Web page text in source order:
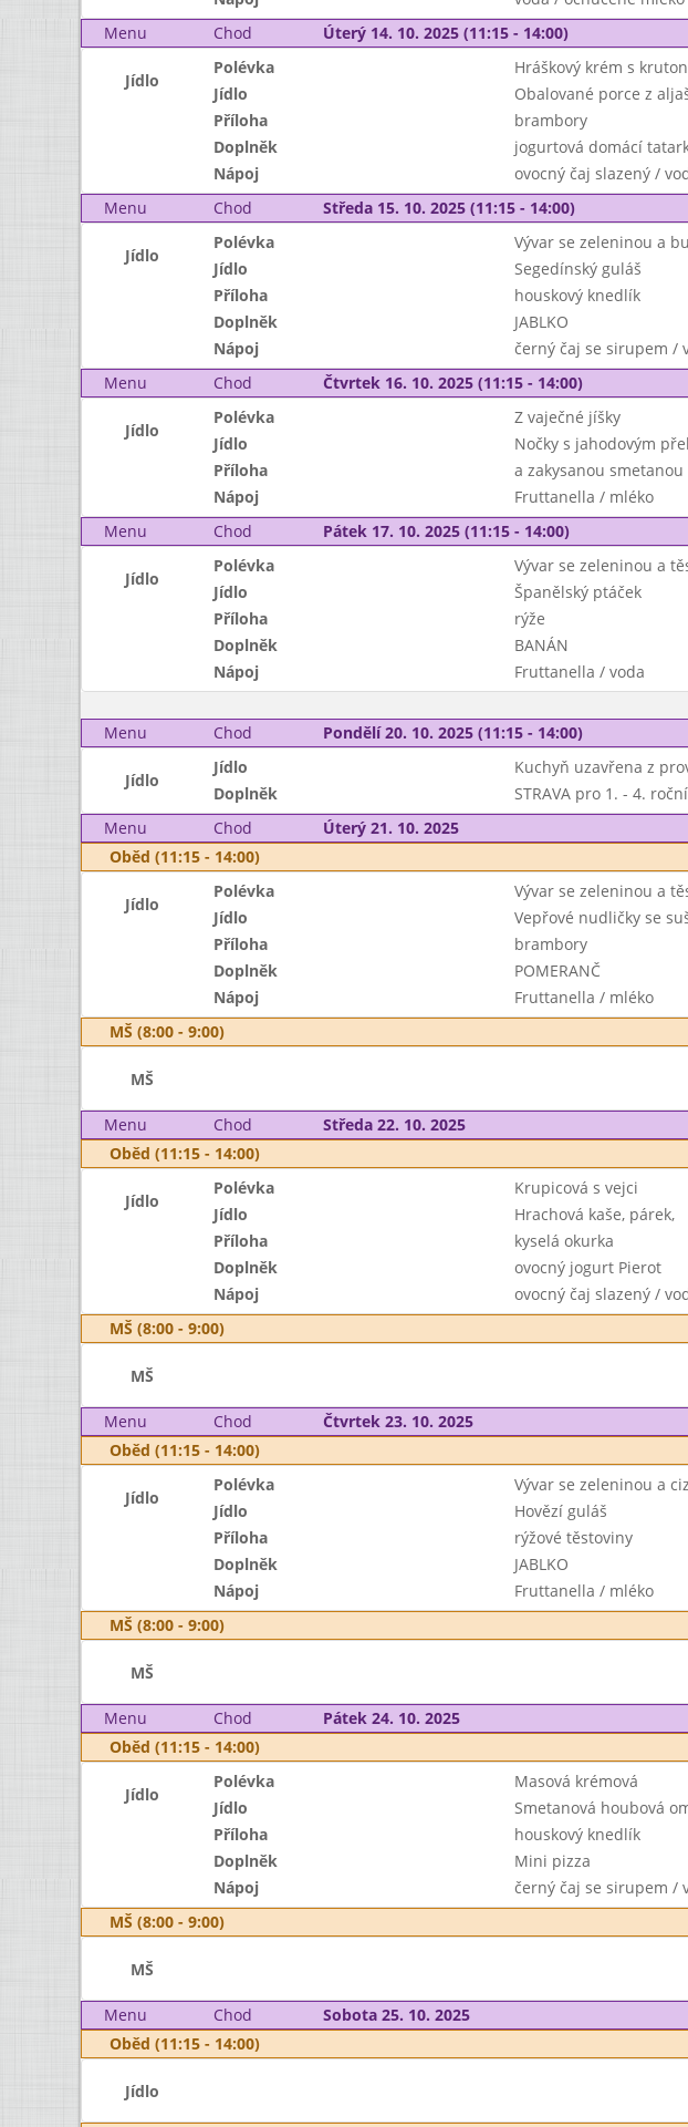
Menu
Chod Úterý 14. 10. 2025 (11:15 - 14:00)
Jídlo
Polévka Hráškový krém s
Jídlo
Obalované porce z
Příloha
brambory
Doplněk
jogurtová domácí
Nápoj
ovocný čaj slazený /
Menu
Chod Středa 15. 10. 2025 (11:15 - 14:00)
Jídlo
Polévka Vývar se zeleninou a
Jídlo
Segedínský guláš
Příloha
houskový knedlík
Doplněk
JABLKO
Nápoj
černý čaj se sirupem /
Menu
Chod Čtvrtek 16. 10. 2025 (11:15 - 14:00)
Jídlo
Polévka Z vaječné jíšky
Jídlo
Nočky s jahodovým
Příloha
a zakysanou smetanou
Nápoj
Fruttanella / mléko
Menu
Chod Pátek 17. 10. 2025 (11:15 - 14:00)
Jídlo
Polévka Vývar se zeleninou a
Jídlo
Španělský ptáček
Příloha
rýže
Doplněk
BANÁN
Nápoj
Fruttanella / voda
Menu
Chod Pondělí 20. 10. 2025 (11:15 - 14:00)
Jídlo
Jídlo
Kuchyň uzavřena z
Doplněk
STRAVA pro 1. - 4.
Menu
Chod Úterý 21. 10. 2025
Oběd (11:15 - 14:00)
Jídlo
Polévka Vývar se zeleninou a
Jídlo
Vepřové nudličky se
Příloha
brambory
Doplněk
POMERANČ
Nápoj
Fruttanella / mléko
MŠ (8:00 - 9:00)
MŠ
Menu Chod Středa 22. 10. 2025
Oběd (11:15 - 14:00)
Jídlo
Polévka Krupicová s vejci
Jídlo
Hrachová kaše, párek,
Příloha
kyselá okurka
Doplněk
ovocný jogurt Pierot
Nápoj
ovocný čaj slazený /
MŠ (8:00 - 9:00)
MŠ
Menu Chod Čtvrtek 23. 10. 2025
Oběd (11:15 - 14:00)
Jídlo
Polévka Vývar se zeleninou a
Jídlo
Hovězí guláš
Příloha
rýžové těstoviny
Doplněk
JABLKO
Nápoj
Fruttanella / mléko
MŠ (8:00 - 9:00)
MŠ
Menu Chod Pátek 24. 10. 2025
Oběd (11:15 - 14:00)
Jídlo
Polévka Masová krémová
Jídlo
Smetanová houbová
Příloha
houskový knedlík
Doplněk
Mini pizza
Nápoj
černý čaj se sirupem /
MŠ (8:00 - 9:00)
MŠ
Menu Chod
Sobota 25. 10. 2025
Oběd (11:15 - 14:00)
Jídlo